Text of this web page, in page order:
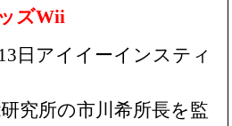
ズWii
日アイイーインスティ
究所の市川希所長を監